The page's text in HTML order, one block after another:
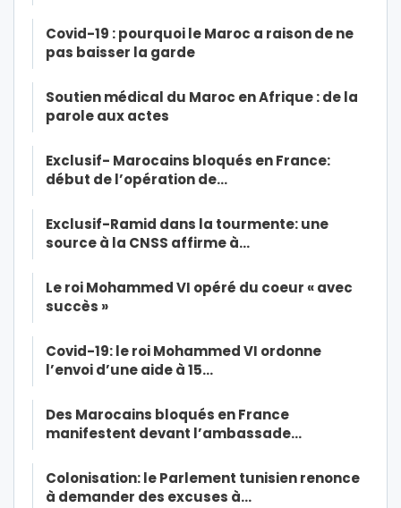
Covid-19 : pourquoi le Maroc a raison de ne
pas baisser la garde
Soutien médical du Maroc en Afrique : de la
parole aux actes
Exclusif- Marocains bloqués en France:
début de l’opération de…
Exclusif-Ramid dans la tourmente: une
source à la CNSS affirme à…
Le roi Mohammed VI opéré du coeur « avec
succès »
Covid-19: le roi Mohammed VI ordonne
l’envoi d’une aide à 15…
Des Marocains bloqués en France
manifestent devant l’ambassade…
Colonisation: le Parlement tunisien renonce
à demander des excuses à…